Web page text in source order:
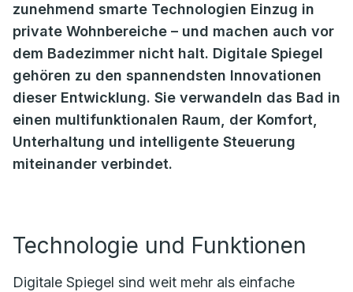
zunehmend smarte Technologien Einzug in
private Wohnbereiche – und machen auch vor
dem Badezimmer nicht halt. Digitale Spiegel
gehören zu den spannendsten Innovationen
dieser Entwicklung. Sie verwandeln das Bad in
einen multifunktionalen Raum, der Komfort,
Unterhaltung und intelligente Steuerung
miteinander verbindet.
Technologie und Funktionen
Digitale Spiegel sind weit mehr als einfache